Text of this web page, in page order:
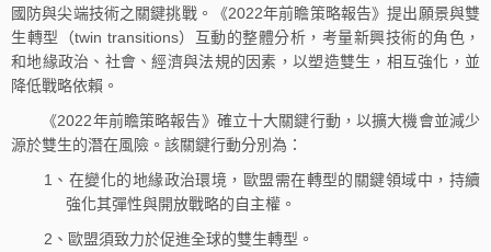
國防與尖端技術之關鍵挑戰。《2022年前瞻策略報告》提出願景與雙
生轉型（twin transitions）互動的整體分析，考量新興技術的角色，
和地緣政治、社會、經濟與法規的因素，以塑造雙生，相互強化，並
降低戰略依賴。
《2022年前瞻策略報告》確立十大關鍵行動，以擴大機會並減少
源於雙生的潛在風險。該關鍵行動分別為：
1、在變化的地緣政治環境，歐盟需在轉型的關鍵領域中，持續
強化其彈性與開放戰略的自主權。
2、歐盟須致力於促進全球的雙生轉型。